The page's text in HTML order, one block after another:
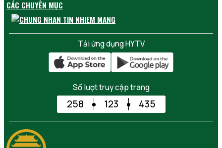
CÁC CHUYÊN MỤC
Tải ứng dụng HYTV
Số lượt truy cập trang
258 123 435